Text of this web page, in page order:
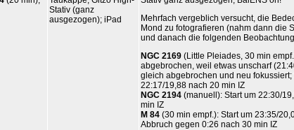
Stativ (ganz
ausgezogen); iPad
Mehrfach vergeblich versucht, die
Mond zu fotografieren (nahm dann die
und danach die folgenden
NGC 2169 (Little Pleiades, 30 min
abgebrochen, weil etwas unscharf
gleich abgebrochen und neu
22:17/19,88 nach 20 min IZ
NGC 2194 (manuell): Start um 22:30/
min IZ
M 84 (30 min empf.): Start um 23:35/
Abbruch gegen 0:26 nach 30 min IZ